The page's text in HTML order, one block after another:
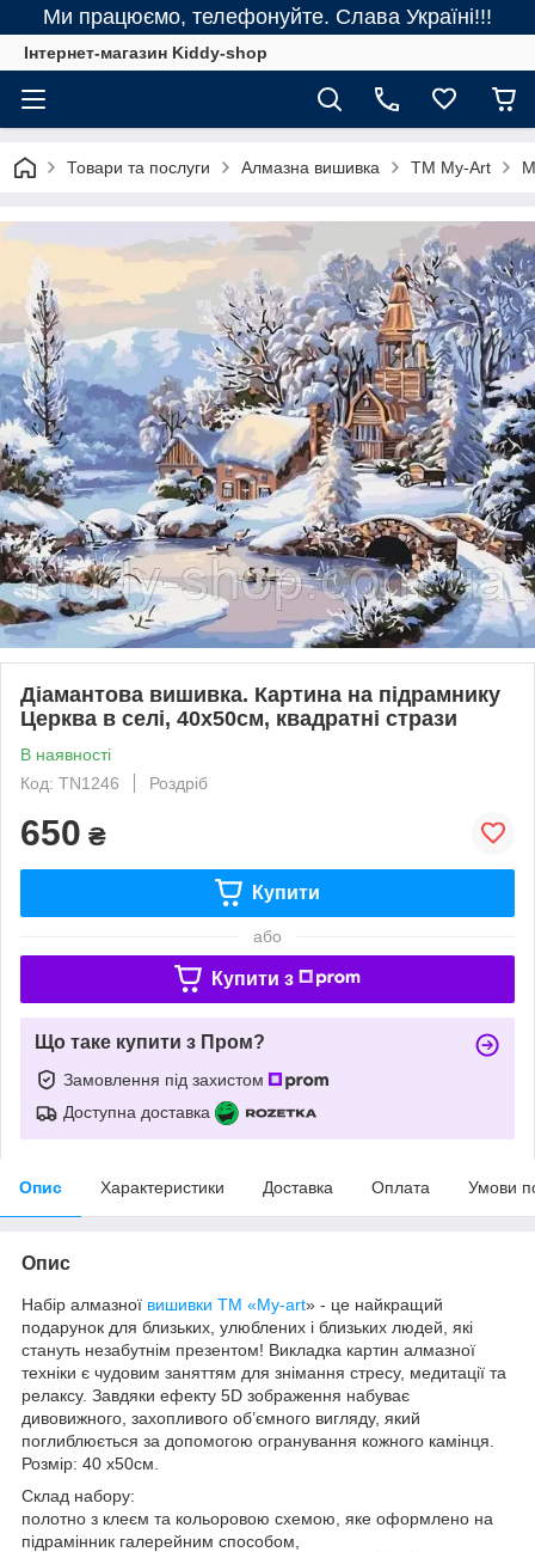
Ми працюємо, телефонуйте. Слава Україні!!!
Інтернет-магазин Kiddy-shop
Товари та послуги Алмазна вишивка ТМ My-Art
Діамантова вишивка. Картина на підрамнику
Церква в селі, 40х50см, квадратні стрази
В наявності
Код: TN1246
Роздріб
650 ₴
Купити
або
Купити з
Що таке купити з Пром?
Замовлення під захистом
Доступна доставка
Опис Характеристики Доставка Оплата Умови
Опис
Набір алмазної вишивки ТМ «My-art» - це найкращий
подарунок для близьких, улюблених і близьких людей, які
стануть незабутнім презентом! Викладка картин алмазної
техніки є чудовим заняттям для знімання стресу, медитації та
релаксу. Завдяки ефекту 5D зображення набуває
дивовижного, захопливого об’ємного вигляду, який
поглиблюється за допомогою огранування кожного камінця.
Розмір: 40 x50см.
Склад набору:
полотно з клеєм та кольоровою схемою, яке оформлено на
підрамінник галерейним способом,